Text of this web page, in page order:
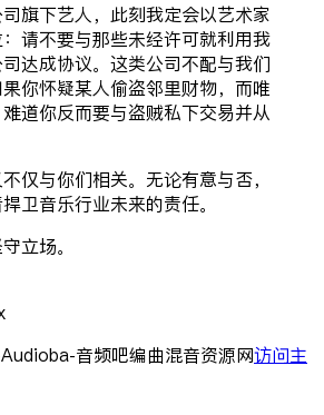
旗下艺人，此刻我定会以艺术家
请不要与那些未经许可就利用我
达成协议。这类公司不配与我们
你怀疑某人偷盗邻里财物，而唯
道你反而要与盗贼私下交易并从
仅与你们相关。无论有意与否，
卫音乐行业未来的责任。
立场。
音频吧编曲混音资源网访问主